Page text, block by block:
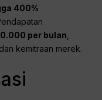
400%
per bulan
kemitraan merek.